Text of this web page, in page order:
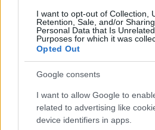
I want to opt-out of Collection,
Retention, Sale, and/or
Personal Data that Is
Purposes for which it was
Opted Out
Google consents
I want to allow Google to
related to advertising like
device identifiers in apps.
Marco Tessari · 4 Ago 2026
SCI DI FONDO